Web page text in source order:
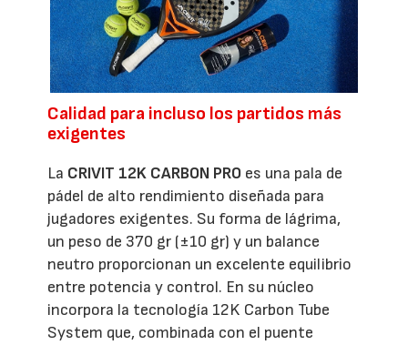
Calidad para incluso los partidos más
exigentes
La CRIVIT 12K CARBON PRO es una pala de
pádel de alto rendimiento diseñada para
jugadores exigentes. Su forma de lágrima,
un peso de 370 gr (±10 gr) y un balance
neutro proporcionan un excelente equilibrio
entre potencia y control. En su núcleo
incorpora la tecnología 12K Carbon Tube
System que, combinada con el puente